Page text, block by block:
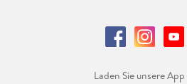
Laden Sie unsere